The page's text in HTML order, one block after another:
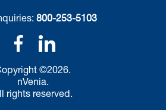
800-253-5103
©2026.
nVenia.
rights reserved.